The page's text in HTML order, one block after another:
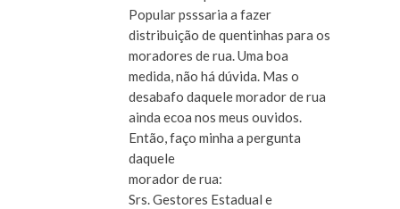
Popular psssaria a fazer
distribuição de quentinhas para os
moradores de rua. Uma boa
medida, não há dúvida. Mas o
desabafo daquele morador de rua
ainda ecoa nos meus ouvidos.
Então, faço minha a pergunta
daquele
morador de rua:
Srs. Gestores Estadual e